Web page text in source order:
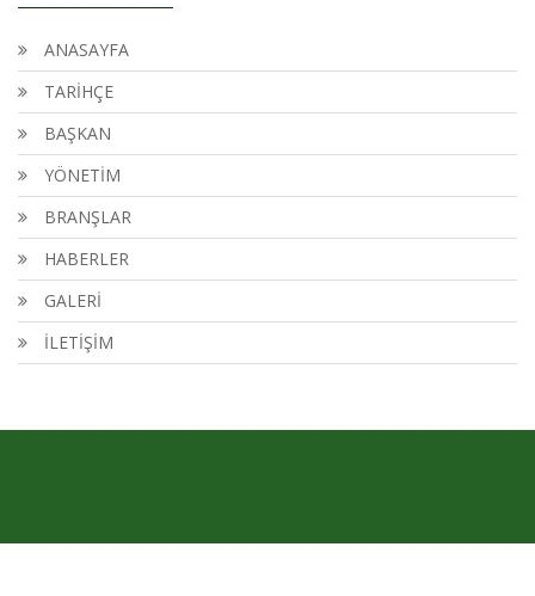
ANASAYFA
TARİHÇE
BAŞKAN
YÖNETİM
BRANŞLAR
HABERLER
GALERİ
İLETİŞİM